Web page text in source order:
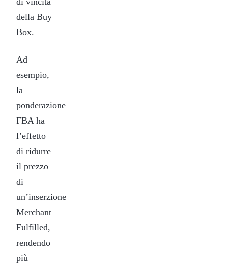
della Buy
Box.
Ad
esempio,
la
ponderazione
FBA ha
l’effetto
di ridurre
il prezzo
di
un’inserzione
Merchant
Fulfilled,
rendendo
più